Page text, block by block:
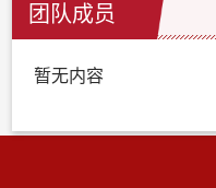
团队成员
暂无内容